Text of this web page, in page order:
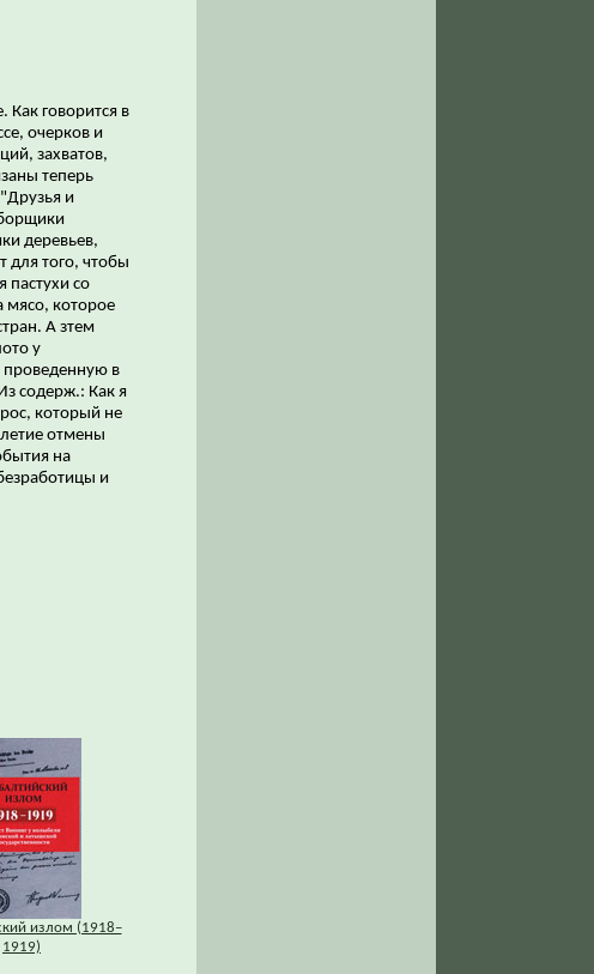
Как говорится в
очерков и
захватов,
теперь
и
деревьев,
того, чтобы
пастухи со
мясо, которое
А зтем
у
проведенную в
содерж.: Как я
который не
отмены
на
и
излом (1918–
1919)